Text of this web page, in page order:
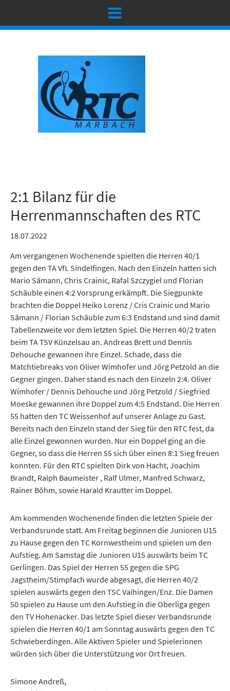
2:1 Bilanz für die
Herrenmannschaften des RTC
18.07.2022
Am vergangenen Wochenende spielten die Herren 40/1
gegen den TA VfL Sindelfingen. Nach den Einzeln hatten sich
Mario Sämann, Chris Crainic, Rafal Szczygiel und Florian
Schäuble einen 4:2 Vorsprung erkämpft. Die Siegpunkte
brachten die Doppel Heiko Lorenz / Cris Crainic und Mario
Sämann / Florian Schäuble zum 6:3 Endstand und sind damit
Tabellenzweite vor dem letzten Spiel. Die Herren 40/2 traten
beim TA TSV Künzelsau an. Andreas Brett und Dennis
Dehouche gewannen ihre Einzel. Schade, dass die
Matchtiebreaks von Oliver Wimhofer und Jörg Petzold an die
Gegner gingen. Daher stand es nach den Einzeln 2:4. Oliver
Wimhofer / Dennis Dehouche und Jörg Petzold / Siegfried
Moeske gewannen ihre Doppel zum 4:5 Endstand. Die Herren
55 hatten den TC Weissenhof auf unserer Anlage zu Gast.
Bereits nach den Einzeln stand der Sieg für den RTC fest, da
alle Einzel gewonnen wurden. Nur ein Doppel ging an die
Gegner, so dass die Herren 55 sich über einen 8:1 Sieg freuen
konnten. Für den RTC spielten Dirk von Hacht, Joachim
Brandt, Ralph Baumeister , Ralf Ulmer, Manfred Schwarz,
Rainer Böhm, sowie Harald Krautter im Doppel.
Am kommenden Wochenende finden die letzten Spiele der
Verbandsrunde statt. Am Freitag beginnen die Junioren U15
zu Hause gegen den TC Kornwestheim und spielen um den
Aufstieg. Am Samstag die Junioren U15 auswärts beim TC
Gerlingen. Das Spiel der Herren 55 gegen die SPG
Jagstheim/Stimpfach wurde abgesagt, die Herren 40/2
spielen auswärts gegen den TSC Vaihingen/Enz. Die Damen
50 spielen zu Hause um den Aufstieg in die Oberliga gegen
den TV Hohenacker. Das letzte Spiel dieser Verbandsrunde
spielen die Herren 40/1 am Sonntag auswärts gegen den TC
Schwieberdingen. Alle Aktiven Spieler und Spielerinnen
würden sich über die Unterstützung vor Ort freuen.
Simone Andreß,